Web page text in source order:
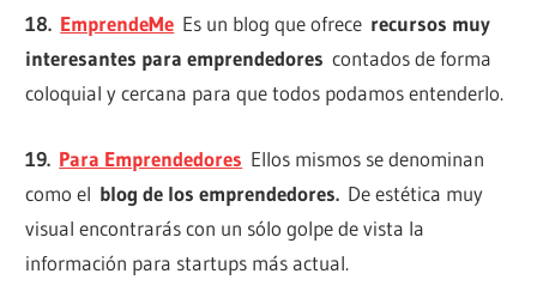
18. EmprendeMe Es un blog que ofrece recursos muy
interesantes para emprendedores contados de forma
coloquial y cercana para que todos podamos entenderlo.
19. Para Emprendedores Ellos mismos se denominan
como el blog de los emprendedores. De estética muy
visual encontrarás con un sólo golpe de vista la
información para startups más actual.